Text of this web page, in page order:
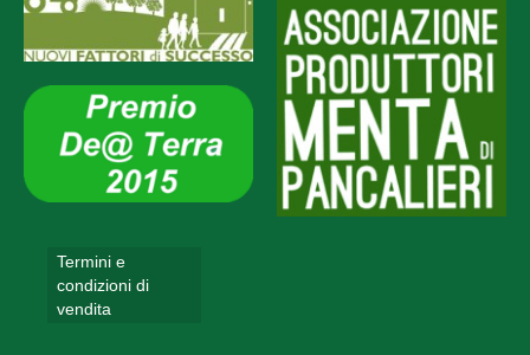
Termini e
condizioni di
vendita